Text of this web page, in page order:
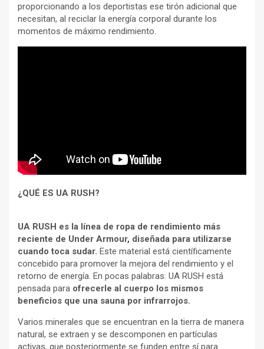
proporcionando a los deportistas ese tirón adicional que
necesitan, al reciclar la energía corporal durante los
momentos de máximo rendimiento.
¿QUÉ ES UA RUSH?
UA RUSH es la línea de ropa de rendimiento más
reciente de Under Armour, diseñada para utilizarse
cuando toca sudar. Este material está científicamente
concebido para promover la mejora del rendimiento y el
retorno de energía. En pocas palabras: UA RUSH está
pensada para ofrecerle al cuerpo los mismos
beneficios que una sauna por infrarrojos.
Varios minerales que se encuentran en la tierra de manera
natural, se extraen y se descomponen en partículas
activas, que posteriormente se funden entre sí para